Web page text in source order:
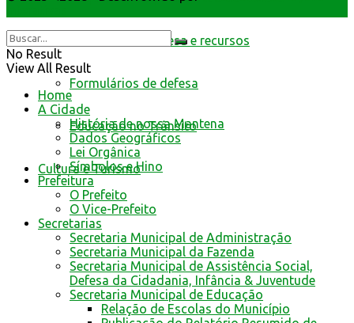
Resultado de defesa e recursos
Formulários de defesa
Educação no Trânsito
Cultura e Turismo
No Result
View All Result
Home
A Cidade
História de nossa Mantena
Dados Geográficos
Lei Orgânica
Símbolos e Hino
Prefeitura
O Prefeito
O Vice-Prefeito
Secretarias
Secretaria Municipal de Administração
Secretaria Municipal da Fazenda
Secretaria Municipal de Assistência Social,
Defesa da Cidadania, Infância & Juventude
Secretaria Municipal de Educação
Relação de Escolas do Município